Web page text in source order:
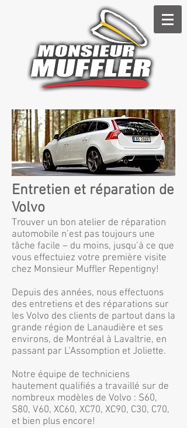
Entretien et réparation de
Volvo
Trouver un bon atelier de réparation
automobile n’est pas toujours une
tâche facile – du moins, jusqu’à ce que
vous effectuiez votre première visite
chez Monsieur Muffler Repentigny!
Depuis des années, nous effectuons
des entretiens et des réparations sur
les Volvo des clients de partout dans la
grande région de Lanaudière et ses
environs, de Montréal à Lavaltrie, en
passant par L’Assomption et Joliette.
Notre équipe de techniciens
hautement qualifiés a travaillé sur de
nombreux modèles de Volvo : S60,
S80, V60, XC60, XC70, XC90, C30, C70,
et bien plus encore!